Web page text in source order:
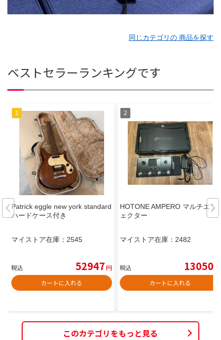
同じカテゴリの 商品を探す
ベストセラーランキングです
Patrick eggle new york standard
ハードケース付き
マイストア在庫： 2545
税込 52947円
カートに入れる
HOTONE AMPERO マルチエフ
ェクター
マイストア在庫： 2482
税込 13050
カートに入れる
このカテゴリをもっと見る